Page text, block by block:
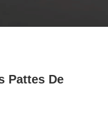
Pattes De